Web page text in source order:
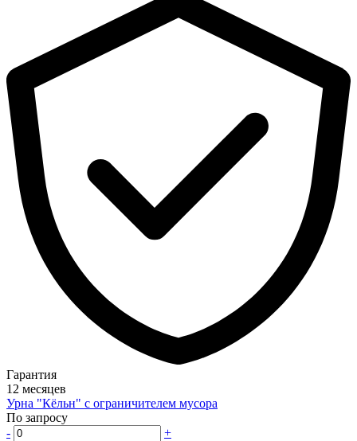
Гарантия
12 месяцев
Урна "Кёльн" с ограничителем мусора
По запросу
-
+